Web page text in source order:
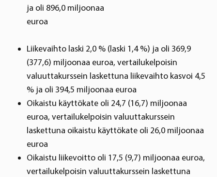
ja oli 896,0 miljoonaa
euroa
Liikevaihto laski 2,0 % (laski 1,4 %) ja oli 369,9
(377,6) miljoonaa euroa, vertailukelpoisin
valuuttakurssein laskettuna liikevaihto kasvoi 4,5
% ja oli 394,5 miljoonaa euroa
Oikaistu käyttökate oli 24,7 (16,7) miljoonaa
euroa, vertailukelpoisin valuuttakurssein
laskettuna oikaistu käyttökate oli 26,0 miljoonaa
euroa
Oikaistu liikevoitto oli 17,5 (9,7) miljoonaa euroa,
vertailukelpoisin valuuttakurssein laskettuna